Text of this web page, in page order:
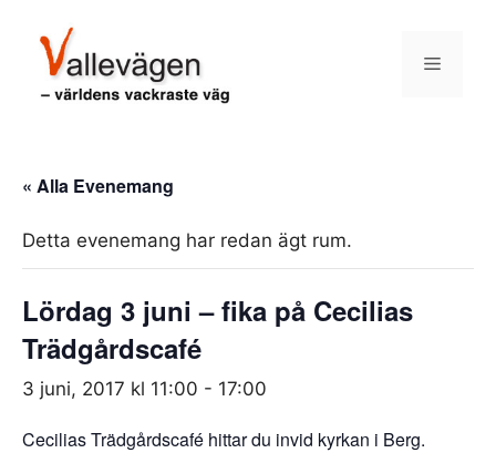
innehåll
Meny
« Alla Evenemang
Detta evenemang har redan ägt rum.
Lördag 3 juni – fika på Cecilias
Trädgårdscafé
3 juni, 2017 kl 11:00 - 17:00
Cecilias Trädgårdscafé hittar du invid kyrkan i Berg.